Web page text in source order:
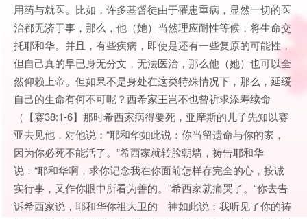
用药与就医。比如，许多基督徒由于罹患重病，显然一切的医
治都无济于事，那么，他（她）当然理应耐性等候，将生命交
托耶和华。并且，有些疾病，即使是还有一些复原的可能性，
但自己真的早已身无分文，无法医治，那么他（她）也可以全
然仰赖上帝。但如果不是身处在这类特殊情况下，那么，延缓
自己的生命有何不可呢？西希家王岂不也曾祈求添寿续命
（【赛38:1-6】那时希西家病得要死，亚摩斯的儿子先知以赛
亚去见他，对他说：“耶和华如此说：你当留遗命与你的家，
因为你必死不能活了。”希西家就转脸朝墙，祷告耶和华
说：“耶和华啊，求你记念我在你面前怎样存完全的心，按诚
实行事，又作你眼中所看为善的。”希西家就痛哭了。“你去告
诉希西家说，耶和华你祖大卫的 神如此说：我听见了你的祷